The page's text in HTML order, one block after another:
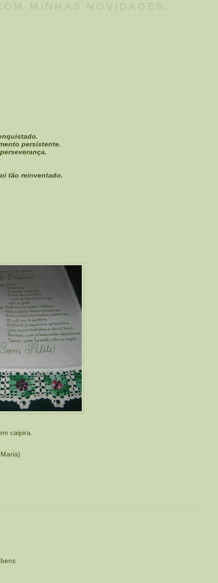
MINHAS NOVIDADES.
persistente.
tão reinventado.
caipira.